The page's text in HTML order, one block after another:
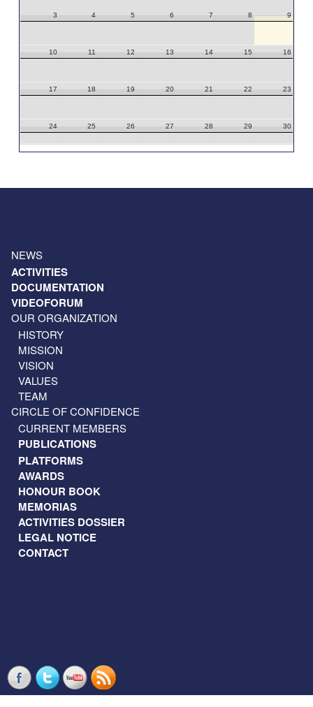
3 4 5 6 7 8 9
10 11 12 13 14 15 16
17 18 19 20 21 22 23
24 25 26 27 28 29 30
NEWS
ACTIVITIES
DOCUMENTATION
VIDEOFORUM
OUR ORGANIZATION
HISTORY
MISSION
VISION
VALUES
TEAM
CIRCLE OF CONFIDENCE
CURRENT MEMBERS
PUBLICATIONS
PLATFORMS
AWARDS
HONOUR BOOK
MEMORIAS
ACTIVITIES DOSSIER
LEGAL NOTICE
CONTACT